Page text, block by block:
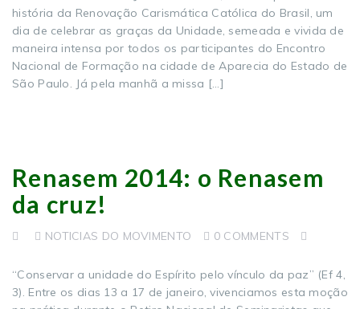
história da Renovação Carismática Católica do Brasil, um
dia de celebrar as graças da Unidade, semeada e vivida de
maneira intensa por todos os participantes do Encontro
Nacional de Formação na cidade de Aparecia do Estado de
São Paulo. Já pela manhã a missa […]
Renasem 2014: o Renasem
da cruz!
NOTICIAS DO MOVIMENTO 0 COMMENTS
“Conservar a unidade do Espírito pelo vínculo da paz” (Ef 4,
3). Entre os dias 13 a 17 de janeiro, vivenciamos esta moção